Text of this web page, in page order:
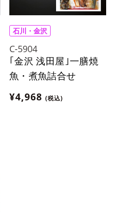
石川・金沢
C-5904
｢金沢 浅田屋｣一膳焼
魚・煮魚詰合せ
¥4,968 (税込)